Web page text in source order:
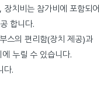
치비는 참가비에 포함되어
합니다.
스의 편리함(장치 제공)과
누릴 수 있습니다.
다.